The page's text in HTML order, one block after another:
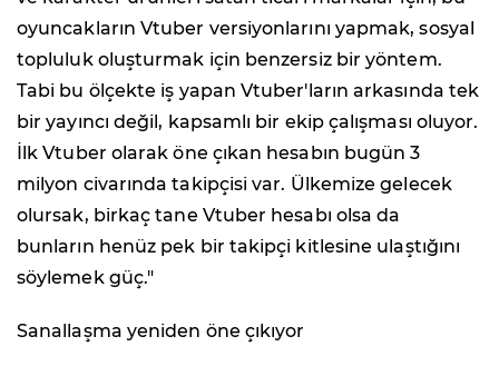
oyuncakların Vtuber versiyonlarını yapmak, sosyal
topluluk oluşturmak için benzersiz bir yöntem.
Tabi bu ölçekte iş yapan Vtuber'ların arkasında tek
bir yayıncı değil, kapsamlı bir ekip çalışması oluyor.
İlk Vtuber olarak öne çıkan hesabın bugün 3
milyon civarında takipçisi var. Ülkemize gelecek
olursak, birkaç tane Vtuber hesabı olsa da
bunların henüz pek bir takipçi kitlesine ulaştığını
söylemek güç."
Sanallaşma yeniden öne çıkıyor